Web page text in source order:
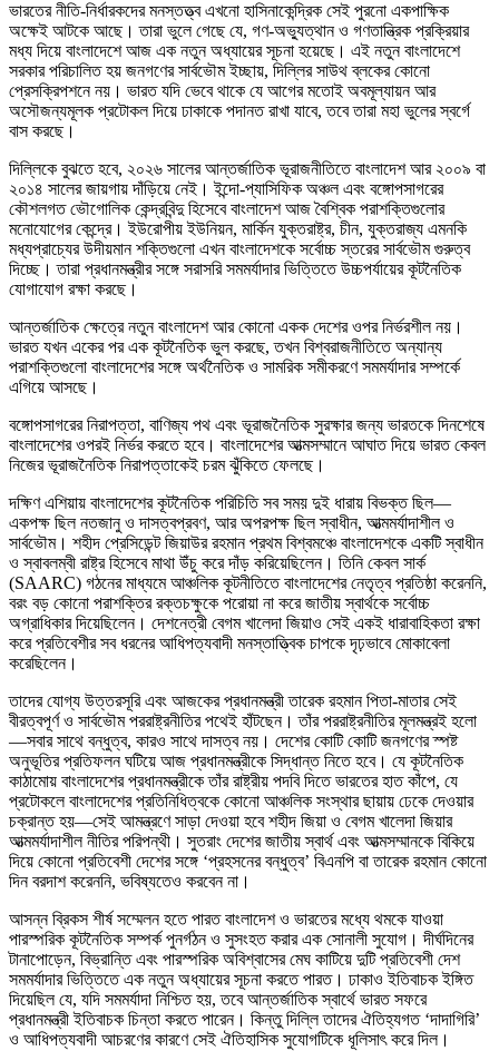
ভারতের নীতি-নির্ধারকদের মনস্তত্ত্ব এখনো হাসিনাকেন্দ্রিক সেই পুরনো একপাক্ষিক
অক্ষেই আটকে আছে। তারা ভুলে গেছে যে, গণ-অভ্যুত্থান ও গণতান্ত্রিক প্রক্রিয়ার
মধ্য দিয়ে বাংলাদেশে আজ এক নতুন অধ্যায়ের সূচনা হয়েছে। এই নতুন বাংলাদেশে
সরকার পরিচালিত হয় জনগণের সার্বভৌম ইচ্ছায়, দিল্লির সাউথ ব্লকের কোনো
প্রেসক্রিপশনে নয়। ভারত যদি ভেবে থাকে যে আগের মতোই অবমূল্যায়ন আর
অসৌজন্যমূলক প্রটোকল দিয়ে ঢাকাকে পদানত রাখা যাবে, তবে তারা মহা ভুলের স্বর্গে
বাস করছে।
দিল্লিকে বুঝতে হবে, ২০২৬ সালের আন্তর্জাতিক ভূরাজনীতিতে বাংলাদেশ আর ২০০৯ বা
২০১৪ সালের জায়গায় দাঁড়িয়ে নেই। ইন্দো-প্যাসিফিক অঞ্চল এবং বঙ্গোপসাগরের
কৌশলগত ভৌগোলিক কেন্দ্রবিন্দু হিসেবে বাংলাদেশ আজ বৈশ্বিক পরাশক্তিগুলোর
মনোযোগের কেন্দ্রে। ইউরোপীয় ইউনিয়ন, মার্কিন যুক্তরাষ্ট্র, চীন, যুক্তরাজ্য এমনকি
মধ্যপ্রাচ্যের উদীয়মান শক্তিগুলো এখন বাংলাদেশকে সর্বোচ্চ স্তরের সার্বভৌম গুরুত্ব
দিচ্ছে। তারা প্রধানমন্ত্রীর সঙ্গে সরাসরি সমমর্যাদার ভিত্তিতে উচ্চপর্যায়ের কূটনৈতিক
যোগাযোগ রক্ষা করছে।
আন্তর্জাতিক ক্ষেত্রে নতুন বাংলাদেশ আর কোনো একক দেশের ওপর নির্ভরশীল নয়।
ভারত যখন একের পর এক কূটনৈতিক ভুল করছে, তখন বিশ্বরাজনীতিতে অন্যান্য
পরাশক্তিগুলো বাংলাদেশের সঙ্গে অর্থনৈতিক ও সামরিক সমীকরণে সমমর্যাদার সম্পর্কে
এগিয়ে আসছে।
বঙ্গোপসাগরের নিরাপত্তা, বাণিজ্য পথ এবং ভূরাজনৈতিক সুরক্ষার জন্য ভারতকে দিনশেষে
বাংলাদেশের ওপরই নির্ভর করতে হবে। বাংলাদেশের আত্মসম্মানে আঘাত দিয়ে ভারত কেবল
নিজের ভূরাজনৈতিক নিরাপত্তাকেই চরম ঝুঁকিতে ফেলছে।
দক্ষিণ এশিয়ায় বাংলাদেশের কূটনৈতিক পরিচিতি সব সময় দুই ধারায় বিভক্ত ছিল—
একপক্ষ ছিল নতজানু ও দাসত্বপ্রবণ, আর অপরপক্ষ ছিল স্বাধীন, আত্মমর্যাদাশীল ও
সার্বভৌম। শহীদ প্রেসিডেন্ট জিয়াউর রহমান প্রথম বিশ্বমঞ্চে বাংলাদেশকে একটি স্বাধীন
ও স্বাবলম্বী রাষ্ট্র হিসেবে মাথা উঁচু করে দাঁড় করিয়েছিলেন। তিনি কেবল সার্ক
(SAARC) গঠনের মাধ্যমে আঞ্চলিক কূটনীতিতে বাংলাদেশের নেতৃত্ব প্রতিষ্ঠা করেননি,
বরং বড় কোনো পরাশক্তির রক্তচক্ষুকে পরোয়া না করে জাতীয় স্বার্থকে সর্বোচ্চ
অগ্রাধিকার দিয়েছিলেন। দেশনেত্রী বেগম খালেদা জিয়াও সেই একই ধারাবাহিকতা রক্ষা
করে প্রতিবেশীর সব ধরনের আধিপত্যবাদী মনস্তাত্ত্বিক চাপকে দৃঢ়ভাবে মোকাবেলা
করেছিলেন।
তাদের যোগ্য উত্তরসূরি এবং আজকের প্রধানমন্ত্রী তারেক রহমান পিতা-মাতার সেই
বীরত্বপূর্ণ ও সার্বভৌম পররাষ্ট্রনীতির পথেই হাঁটছেন। তাঁর পররাষ্ট্রনীতির মূলমন্ত্রই হলো
—সবার সাথে বন্ধুত্ব, কারও সাথে দাসত্ব নয়। দেশের কোটি কোটি জনগণের স্পষ্ট
অনুভূতির প্রতিফলন ঘটিয়ে আজ প্রধানমন্ত্রীকে সিদ্ধান্ত নিতে হবে। যে কূটনৈতিক
কাঠামোয় বাংলাদেশের প্রধানমন্ত্রীকে তাঁর রাষ্ট্রীয় পদবি দিতে ভারতের হাত কাঁপে, যে
প্রটোকলে বাংলাদেশের প্রতিনিধিত্বকে কোনো আঞ্চলিক সংস্থার ছায়ায় ঢেকে দেওয়ার
চক্রান্ত হয়—সেই আমন্ত্রণে সাড়া দেওয়া হবে শহীদ জিয়া ও বেগম খালেদা জিয়ার
আত্মমর্যাদাশীল নীতির পরিপন্থী। সুতরাং দেশের জাতীয় স্বার্থ এবং আত্মসম্মানকে বিকিয়ে
দিয়ে কোনো প্রতিবেশী দেশের সঙ্গে ‘প্রহসনের বন্ধুত্ব’ বিএনপি বা তারেক রহমান কোনো
দিন বরদাশ করেননি, ভবিষ্যতেও করবেন না।
আসন্ন ব্রিকস শীর্ষ সম্মেলন হতে পারত বাংলাদেশ ও ভারতের মধ্যে থমকে যাওয়া
পারস্পরিক কূটনৈতিক সম্পর্ক পুনর্গঠন ও সুসংহত করার এক সোনালী সুযোগ। দীর্ঘদিনের
টানাপোড়েন, বিভ্রান্তি এবং পারস্পরিক অবিশ্বাসের মেঘ কাটিয়ে দুটি প্রতিবেশী দেশ
সমমর্যাদার ভিত্তিতে এক নতুন অধ্যায়ের সূচনা করতে পারত। ঢাকাও ইতিবাচক ইঙ্গিত
দিয়েছিল যে, যদি সমমর্যাদা নিশ্চিত হয়, তবে আন্তর্জাতিক স্বার্থে ভারত সফরে
প্রধানমন্ত্রী ইতিবাচক চিন্তা করতে পারেন। কিন্তু দিল্লি তাদের ঐতিহ্যগত ‘দাদাগিরি’
ও আধিপত্যবাদী আচরণের কারণে সেই ঐতিহাসিক সুযোগটিকে ধূলিসাৎ করে দিল।